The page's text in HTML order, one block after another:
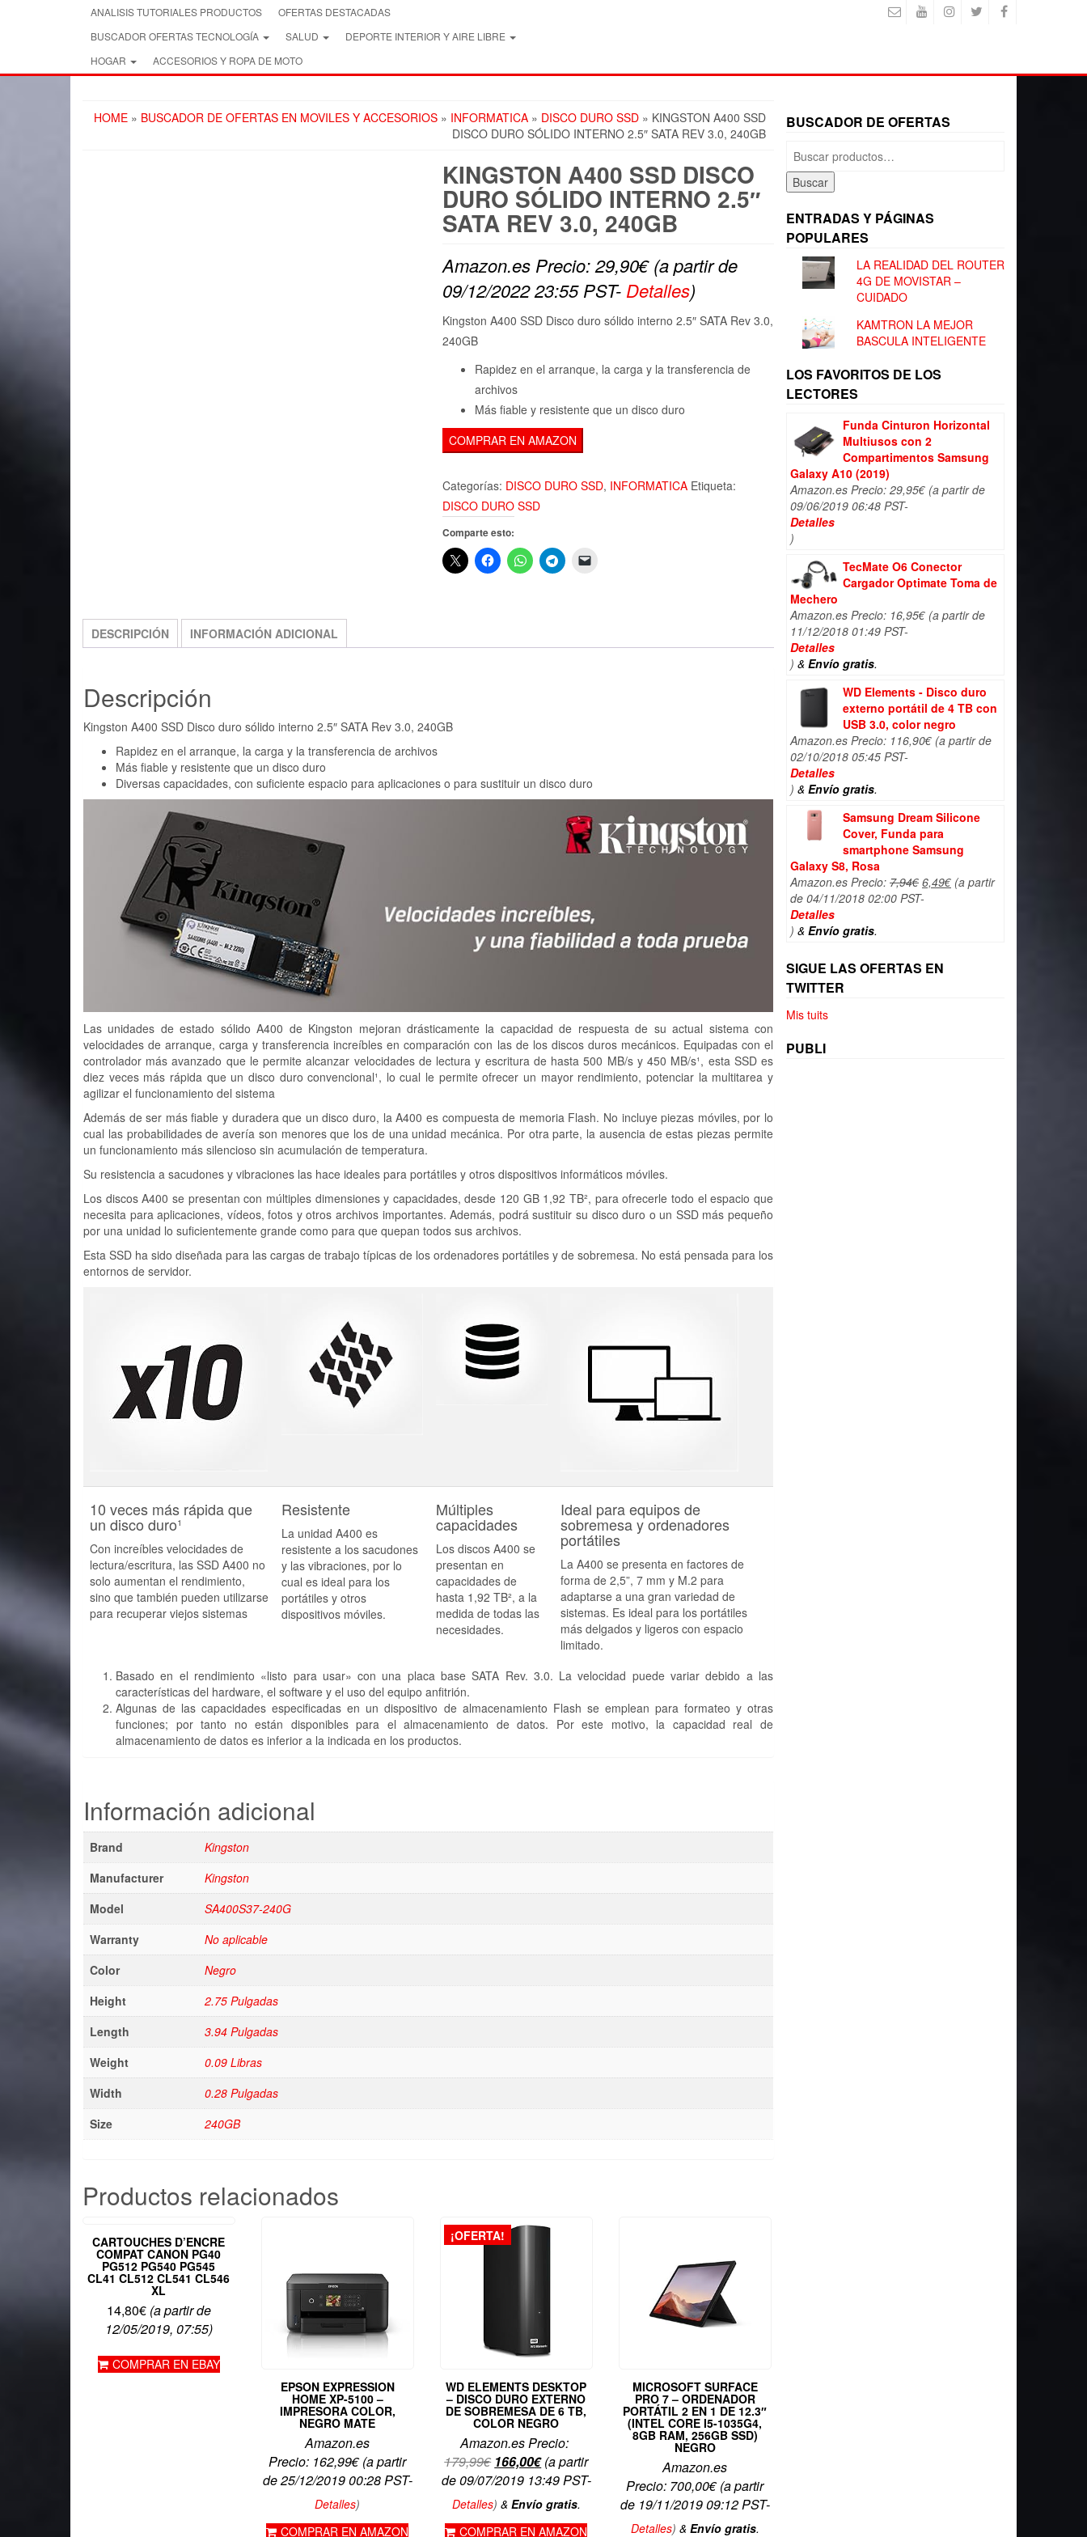
ANALISIS TUTORIALES PRODUCTOS
OFERTAS DESTACADAS
BUSCADOR OFERTAS TECNOLOGÍA
SALUD
DEPORTE INTERIOR Y AIRE LIBRE
HOGAR
ACCESORIOS Y ROPA DE MOTO
HOME » BUSCADOR DE OFERTAS EN MOVILES Y ACCESORIOS » INFORMATICA » DISCO DURO SSD » KINGSTON A400 SSD
DISCO DURO SÓLIDO INTERNO 2.5″ SATA REV 3.0, 240GB
KINGSTON A400 SSD DISCO
DURO SÓLIDO INTERNO 2.5″
SATA REV 3.0, 240GB
Amazon.es Precio:29,90€(a partir de
09/12/2022 23:55 PST- Detalles)
Kingston A400 SSD Disco duro sólido interno 2.5″ SATA Rev 3.0,
240GB
Rapidez en el arranque, la carga y la transferencia de
archivos
Más fiable y resistente que un disco duro
COMPRAR EN AMAZON
Categorías: DISCO DURO SSD, INFORMATICA Etiqueta:
DISCO DURO SSD
Comparte esto:
DESCRIPCIÓN INFORMACIÓN ADICIONAL
Descripción
Kingston A400 SSD Disco duro sólido interno 2.5″ SATA Rev 3.0, 240GB
Rapidez en el arranque, la carga y la transferencia de archivos
Más fiable y resistente que un disco duro
Diversas capacidades, con suficiente espacio para aplicaciones o para sustituir un disco duro
Las unidades de estado sólido A400 de Kingston mejoran drásticamente la capacidad de respuesta de su actual sistema con
velocidades de arranque, carga y transferencia increíbles en comparación con las de los discos duros mecánicos. Equipadas con el
controlador más avanzado que le permite alcanzar velocidades de lectura y escritura de hasta 500 MB/s y 450 MB/s¹, esta SSD es
diez veces más rápida que un disco duro convencional¹, lo cual le permite ofrecer un mayor rendimiento, potenciar la multitarea y
agilizar el funcionamiento del sistema
Además de ser más fiable y duradera que un disco duro, la A400 es compuesta de memoria Flash. No incluye piezas móviles, por lo
cual las probabilidades de avería son menores que los de una unidad mecánica. Por otra parte, la ausencia de estas piezas permite
un funcionamiento más silencioso sin acumulación de temperatura.
Su resistencia a sacudones y vibraciones las hace ideales para portátiles y otros dispositivos informáticos móviles.
Los discos A400 se presentan con múltiples dimensiones y capacidades, desde 120 GB 1,92 TB², para ofrecerle todo el espacio que
necesita para aplicaciones, vídeos, fotos y otros archivos importantes. Además, podrá sustituir su disco duro o un SSD más pequeño
por una unidad lo suficientemente grande como para que quepan todos sus archivos.
Esta SSD ha sido diseñada para las cargas de trabajo típicas de los ordenadores portátiles y de sobremesa. No está pensada para los
entornos de servidor.
10 veces más rápida que
un disco duro¹
Con increíbles velocidades de
lectura/escritura, las SSD A400 no
solo aumentan el rendimiento,
sino que también pueden utilizarse
para recuperar viejos sistemas
Resistente
La unidad A400 es
resistente a los sacudones
y las vibraciones, por lo
cual es ideal para los
portátiles y otros
dispositivos móviles.
Múltiples
capacidades
Los discos A400 se
presentan en
capacidades de
hasta 1,92 TB², a la
medida de todas las
necesidades.
Ideal para equipos de
sobremesa y ordenadores
portátiles
La A400 se presenta en factores de
forma de 2,5”, 7 mm y M.2 para
adaptarse a una gran variedad de
sistemas. Es ideal para los portátiles
más delgados y ligeros con espacio
limitado.
Basado en el rendimiento «listo para usar» con una placa base SATA Rev. 3.0. La velocidad puede variar debido a las
características del hardware, el software y el uso del equipo anfitrión.
Algunas de las capacidades especificadas en un dispositivo de almacenamiento Flash se emplean para formateo y otras
funciones; por tanto no están disponibles para el almacenamiento de datos. Por este motivo, la capacidad real de
almacenamiento de datos es inferior a la indicada en los productos.
Información adicional
Brand
Kingston
Manufacturer
Kingston
Model
SA400S37-240G
Warranty
No aplicable
Color
Negro
Height
2.75 Pulgadas
Length
3.94 Pulgadas
Weight
0.09 Libras
Width
0.28 Pulgadas
Size
240GB
Productos relacionados
CARTOUCHES D’ENCRE
COMPAT CANON PG40
PG512 PG540 PG545
CL41 CL512 CL541 CL546
XL
14,80€ (a partir de
12/05/2019, 07:55)
COMPRAR EN EBAY
EPSON EXPRESSION
HOME XP-5100 –
IMPRESORA COLOR,
NEGRO MATE
Amazon.es
Precio: 162,99€(a partir
de 25/12/2019 00:28 PST-
Detalles)
COMPRAR EN AMAZON
¡OFERTA!
WD ELEMENTS DESKTOP
– DISCO DURO EXTERNO
DE SOBREMESA DE 6 TB,
COLOR NEGRO
Amazon.es Precio:
179,99€ El
precio
original
era:
166,00€El
precio
actual
es:
(a partir
de 09/07/2019 13:49 PST-
Detalles) & Envío gratis.
COMPRAR EN AMAZON
MICROSOFT SURFACE
PRO 7 – ORDENADOR
PORTÁTIL 2 EN 1 DE 12.3″
(INTEL CORE I5-1035G4,
8GB RAM, 256GB SSD)
NEGRO
Amazon.es
Precio: 700,00€(a partir
de 19/11/2019 09:12 PST-
Detalles) & Envío gratis.
BUSCADOR DE OFERTAS
Buscar
por:
Buscar
ENTRADAS Y PÁGINAS
POPULARES
LA REALIDAD DEL ROUTER
4G DE MOVISTAR –
CUIDADO
KAMTRON LA MEJOR
BASCULA INTELIGENTE
LOS FAVORITOS DE LOS
LECTORES
Funda Cinturon Horizontal
Multiusos con 2
Compartimentos Samsung
Galaxy A10 (2019)
Amazon.es Precio: 29,95€ (a partir de
09/06/2019 06:48 PST-
Detalles
)
TecMate O6 Conector
Cargador Optimate Toma de
Mechero
Amazon.es Precio: 16,95€ (a partir de
11/12/2018 01:49 PST-
Detalles
) & Envío gratis.
WD Elements - Disco duro
externo portátil de 4 TB con
USB 3.0, color negro
Amazon.es Precio: 116,90€ (a partir de
02/10/2018 05:45 PST-
Detalles
) & Envío gratis.
Samsung Dream Silicone
Cover, Funda para
smartphone Samsung
Galaxy S8, Rosa
Amazon.es Precio: 7,94€ El
precio
6,49€El(a partir
de 04/11/2018 02:00 PST-
Detalles
) & Envío gratis.
SIGUE LAS OFERTAS EN
TWITTER
Mis tuits
PUBLI